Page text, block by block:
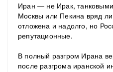
Иран — не Ирак,
Москвы или Пекина вряд
отложена и надолго, но
репутационные.
В полный разгром Ирана
после разгрома иранской